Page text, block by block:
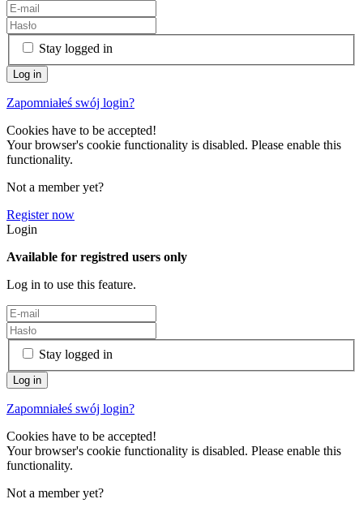
Stay logged in
Zapomniałeś swój login?
Cookies have to be accepted!
Your browser's cookie functionality is disabled. Please enable this
functionality.
Not a member yet?
Register now
Login
Available for registred users only
Log in to use this feature.
Stay logged in
Zapomniałeś swój login?
Cookies have to be accepted!
Your browser's cookie functionality is disabled. Please enable this
functionality.
Not a member yet?